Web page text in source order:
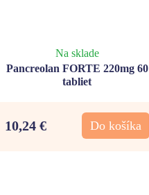
Na sklade
Pancreolan FORTE 220mg 60
tabliet
10,24 € Do košíka